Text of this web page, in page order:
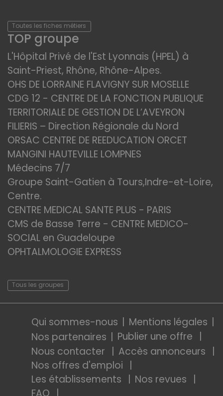
Toutes les fiches métiers
TOP groupe
L'Hôpital Privé de l'Est Lyonnais (HPEL) à
Saint-Priest, Rhône, Rhône-Alpes.
OHS DE LORRAINE FLAVIGNY SUR MOSELLE
CDG 12 - CENTRE DE LA FONCTION PUBLIQUE
TERRITORIALE DE GESTION DE L’AVEYRON
FILIERIS – Direction Régionale du Nord
ORSAC CENTRE DE REEDUCATION ORCET
MANGINI HAUTEVILLE LOMPNES
Médecins 7/7
Groupe Saint-Gatien à Tours,Indre-et-Loire,
Centre.
CENTRE MEDICAL SANTE PLUS - PARIS
CMS de Basse Terre - CENTRE MEDICO-
SOCIAL en Guadeloupe
OPHTALMOLOGIE EXPRESS
Tous les groupes
Qui sommes-nous
Mentions légales
Nos partenaires
Publier une offre
Nous contacter
Accès annonceurs
Nos offres d'emploi
Les établissements
Nos revues
FAQ